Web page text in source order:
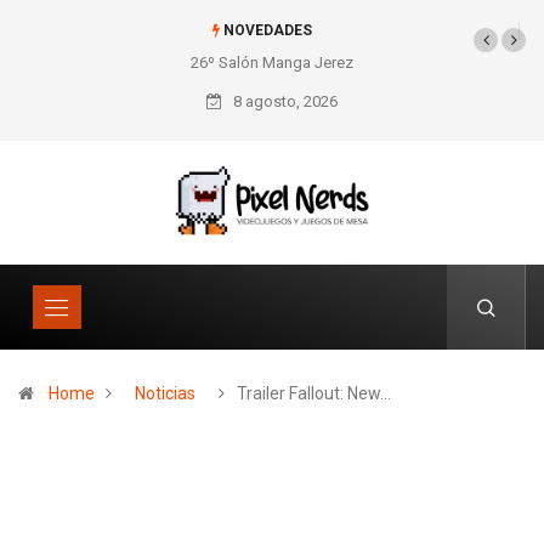
NOVEDADES
26º Salón Manga Jerez SNES Pixel Book para
los amantes de lo retro
8 agosto, 2026
Home Noticias Trailer Fallout: New…